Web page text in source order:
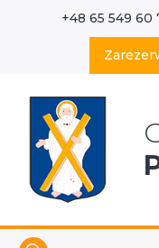
+48 65 549 60
Wyszukaj w